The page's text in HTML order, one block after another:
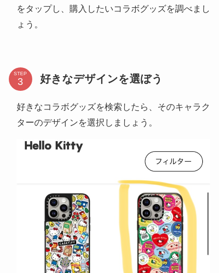
をタップし、購入したいコラボグッズを調べまし
ょう。
STEP 好きなデザインを選ぼう
好きなコラボグッズを検索したら、そのキャラク
ターのデザインを選択しましょう。